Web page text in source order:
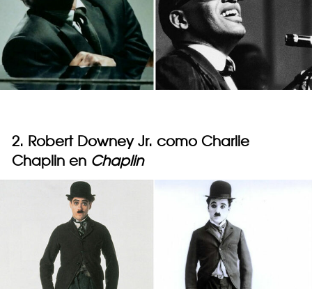
2. Robert Downey Jr. como Charlie
Chaplin en Chaplin